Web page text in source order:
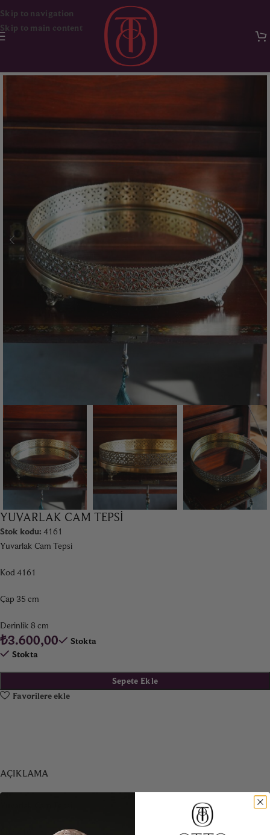
Skip to navigation
Skip to main content
Dekorasyon & Aksesuar
YUVARLAK CAM TEPSI
Stok kodu: 4161
Yuvarlak Cam Tepsi
Kod 4161
Çap 35 cm
Derinlik 8 cm
₺3.600,00
Stokta
Stokta
Sepete Ekle
Favorilere ekle
AÇIKLAMA